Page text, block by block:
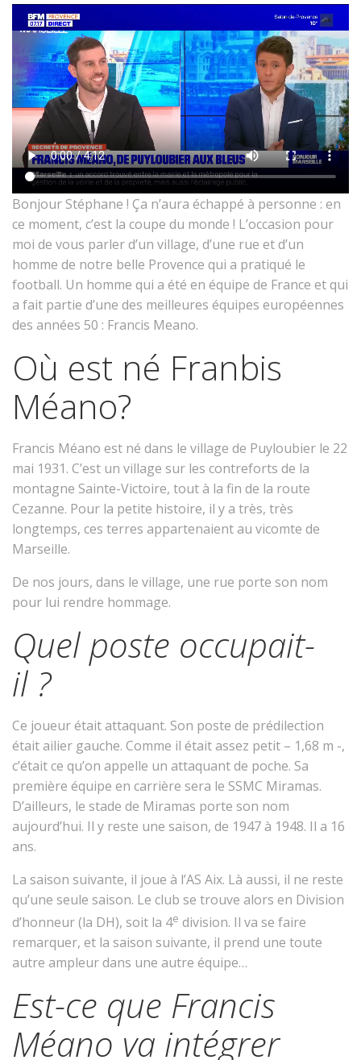
Bonjour Stéphane ! Ça n’aura échappé à personne : en
ce moment, c’est la coupe du monde ! L’occasion pour
moi de vous parler d’un village, d’une rue et d’un
homme de notre belle Provence qui a pratiqué le
football. Un homme qui a été en équipe de France et qui
a fait partie d’une des meilleures équipes européennes
des années 50 : Francis Meano.
Où est né Franbis
Méano?
Francis Méano est né dans le village de Puyloubier le 22
mai 1931. C’est un village sur les contreforts de la
montagne Sainte-Victoire, tout à la fin de la route
Cezanne. Pour la petite histoire, il y a très, très
longtemps, ces terres appartenaient au vicomte de
Marseille.
De nos jours, dans le village, une rue porte son nom
pour lui rendre hommage.
Quel poste occupait-
il ?
Ce joueur était attaquant. Son poste de prédilection
était ailier gauche. Comme il était assez petit – 1,68 m -,
c’était ce qu’on appelle un attaquant de poche. Sa
première équipe en carrière sera le SSMC Miramas.
D’ailleurs, le stade de Miramas porte son nom
aujourd’hui. Il y reste une saison, de 1947 à 1948. Il a 16
ans.
La saison suivante, il joue à l’AS Aix. Là aussi, il ne reste
qu’une seule saison. Le club se trouve alors en Division
d’honneur (la DH), soit la 4e division. Il va se faire
remarquer, et la saison suivante, il prend une toute
autre ampleur dans une autre équipe…
Est-ce que Francis
Méano va intégrer